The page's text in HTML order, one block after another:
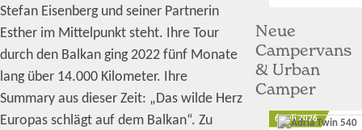
Stefan Eisenberg und seiner Partnerin
Esther im Mittelpunkt steht. Ihre Tour
durch den Balkan ging 2022 fünf Monate
lang über 14.000 Kilometer. Ihre
Summary aus dieser Zeit: „Das wilde Herz
Europas schlägt auf dem Balkan“. Zu
Neue
Campervans
& Urban
Camper
6. Juli 2026